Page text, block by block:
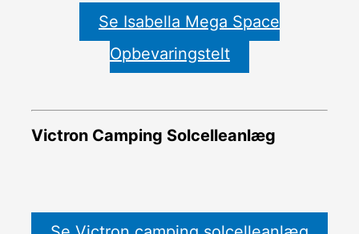
Se Isabella Mega Space
Opbevaringstelt
Victron Camping Solcelleanlæg